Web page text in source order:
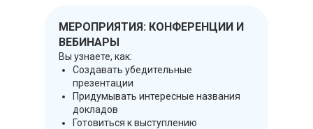
МЕРОПРИЯТИЯ: КОНФЕРЕНЦИИ И
ВЕБИНАРЫ
Вы узнаете, как:
Создавать убедительные
презентации
Придумывать интересные названия
докладов
Готовиться к выступлению